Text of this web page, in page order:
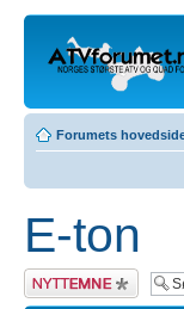
Forumets
E-ton
Legg inn et nytt
emne